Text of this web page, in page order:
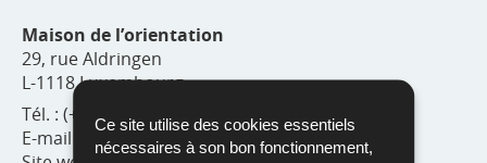
Ce site utilise des cookies essentiels
nécessaires à son bon fonctionnement,
Maison de l’orientation
29, rue Aldringen
L-1118 Luxembourg
Tél. : (+352) 80 02 81 81
E-mail :
info@m-o.lu